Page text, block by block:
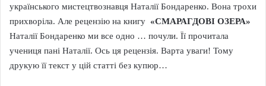
українського мистецтвознавця Наталії Бондаренко. Вона трохи
прихворіла. Але рецензію на книгу «СМАРАГДОВІ ОЗЕРА»
Наталії Бондаренко ми все одно … почули. Її прочитала
учениця пані Наталії. Ось ця рецензія. Варта уваги! Тому
друкую її текст у цій статті без купюр…